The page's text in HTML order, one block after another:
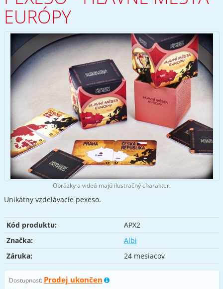
EURÓPY
Obrázky a videá majú ilustračný charakter.
Unikátny vzdelávacie pexeso.
Kód produktu:
APX2
Značka:
Albi
Záruka:
24 mesiacov
Dostupnosť: Prodej ukončen